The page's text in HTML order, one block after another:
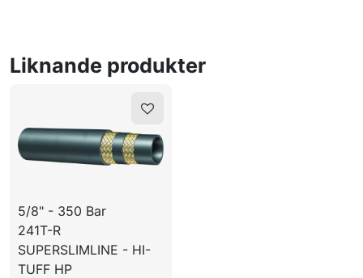
Liknande produkter
5/8" - 350 Bar
241T-R
SUPERSLIMLINE - HI-
TUFF HP